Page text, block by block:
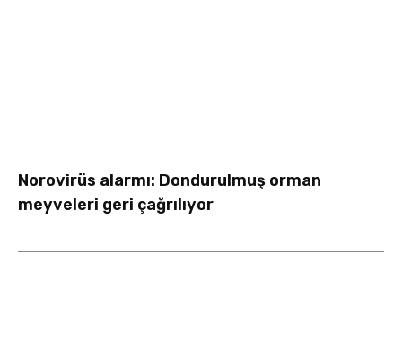
Norovirüs alarmı: Dondurulmuş orman
meyveleri geri çağrılıyor